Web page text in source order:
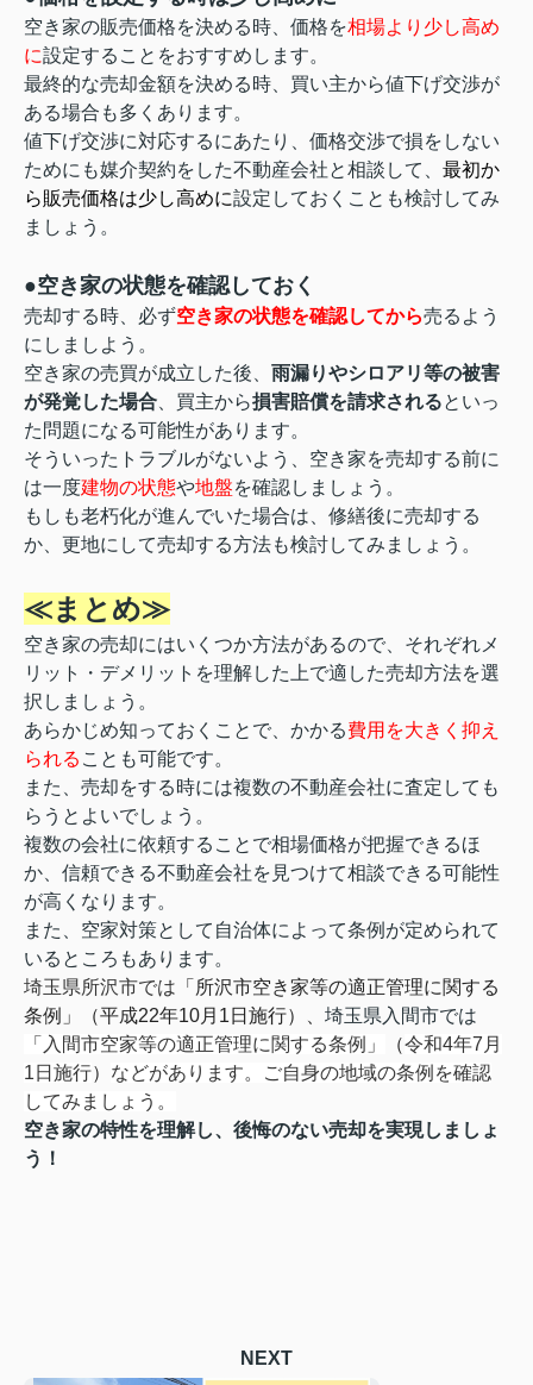
空き家の販売価格を決める時、価格を相場より少し高め
に設定することをおすすめします。
最終的な売却金額を決める時、買い主から値下げ交渉が
ある場合も多くあります。
値下げ交渉に対応するにあたり、価格交渉で損をしない
ためにも媒介契約をした不動産会社と相談して、 最初か
ら販売価格は少し高めに設定しておくことも検討してみ
ましょう。
●空き家の状態を確認しておく
売却する時、必ず空き家の状態を確認してから売るよう
にしましよう。
空き家の売買が成立した後、 雨漏りやシロアリ等の被害
が発覚した場合 、買主から損害賠償を請求されるといっ
た問題になる可能性があります。
そういったトラブルがないよう、空き家を売却する前に
は一度建物の状態や地盤を確認しましょう。
もしも老朽化が進んでいた場合は、修繕後に売却する
か、更地にして売却する方法も検討してみましょう。
≪まとめ≫
空き家の売却にはいくつか方法があるので、それぞれメ
リット・デメリットを理解した上で適した売却方法を選
択しましょう。
あらかじめ知っておくことで、かかる費用を大きく抑え
られる ことも可能です。
また、売却をする時には複数の不動産会社に査定しても
らうとよいでしょう。
複数の会社に依頼することで相場価格が把握できるほ
か、信頼できる不動産会社を見つけて相談できる可能性
が高くなります。
また、空家対策として自治体によって条例が定められて
いるところもあります。
埼玉県所沢市では 「所沢市空き家等の適正管理に関する
条例」（平成22年10月1日施行）、 埼玉県入間市では
「入間市空家等の適正管理に関する条例」
（令和4年7月
1日施行） などがあります。ご自身の地域の条例を確認
してみましょう。
空き家の特性を理解し、後悔のない売却を実現しましょ
う！
NEXT